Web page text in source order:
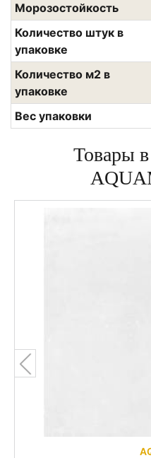
Морозостойкость
Количество штук в
упаковке
Количество м2 в
упаковке
Вес упаковки
Товары